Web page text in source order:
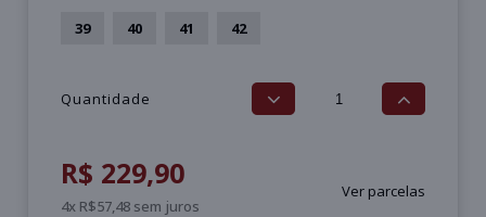
39
40 41 42
Quantidade
Ver parcelas
R$ 229,90
4x R$57,48 sem juros